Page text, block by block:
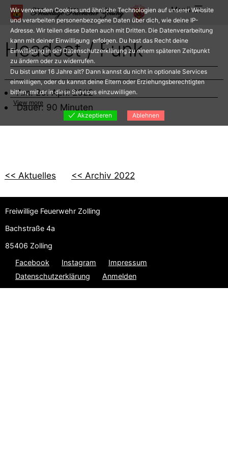
Zum
Inhalt
springen
Menü
Headset / Funk
Am: 20. April 2022
Dauer: 90 Minuten
<< Aktuelles << Archiv 2022
Freiwillige Feuerwehr Zolling
Bachstraße 4a
85406 Zolling
Facebook
Instagram
Impressum
Datenschutzerklärung
Anmelden
Wir verwenden Cookies und ähnliche Technologien auf unserer Website
und verarbeiten personenbezogene Daten über dich, wie deine IP-
Adresse. Wir teilen diese Daten auch mit Dritten. Die Datenverarbeitung
kann mit deiner Einwilligung erfolgen. Du hast das Recht deine
Einwilligung in der Datenschutzerklärung zu einem späteren Zeitpunkt
zu ändern oder zu widerrufen.
Du bist unter 16 Jahre alt? Dann kannst du nicht in optionale Services
einwilligen, oder du kannst deine Eltern oder Erziehungsberechtigten
bitten, mit dir in diese Services einzuwilligen.
View more
Akzeptieren
Ablehnen